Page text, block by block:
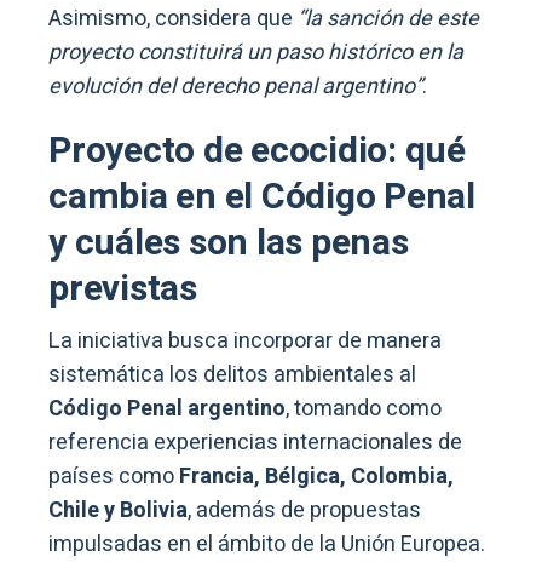
Asimismo, considera que “la sanción de este
proyecto constituirá un paso histórico en la
evolución del derecho penal argentino”.
Proyecto de ecocidio: qué
cambia en el Código Penal
y cuáles son las penas
previstas
La iniciativa busca incorporar de manera
sistemática los delitos ambientales al
Código Penal argentino, tomando como
referencia experiencias internacionales de
países comoFrancia, Bélgica, Colombia,
Chile y Bolivia, además de propuestas
impulsadas en el ámbito de la Unión Europea.